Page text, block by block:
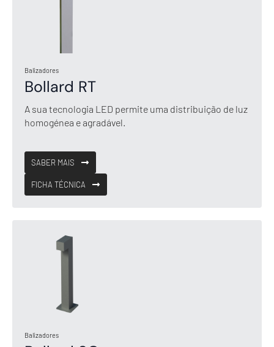
Balizadores
Bollard RT
A sua tecnologia LED permite uma distribuição de luz
homogénea e agradável.
SABER MAIS
FICHA TÉCNICA
Balizadores